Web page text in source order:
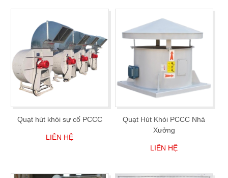
Quạt hút khói sự cố PCCC
LIÊN HỆ
Quạt Hút Khói PCCC Nhà
Xưởng
LIÊN HỆ